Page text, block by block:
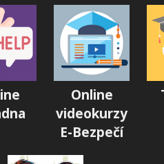
Online
videokurzy
E-Bezpečí